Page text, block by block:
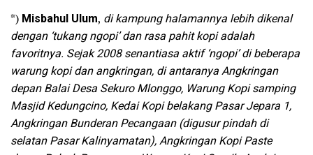
*) Misbahul Ulum, di kampung halamannya lebih dikenal
dengan ‘tukang ngopi’ dan rasa pahit kopi adalah
favoritnya. Sejak 2008 senantiasa aktif ‘ngopi’ di beberapa
warung kopi dan angkringan, di antaranya Angkringan
depan Balai Desa Sekuro Mlonggo, Warung Kopi samping
Masjid Kedungcino, Kedai Kopi belakang Pasar Jepara 1,
Angkringan Bunderan Pecangaan (digusur pindah di
selatan Pasar Kalinyamatan), Angkringan Kopi Paste